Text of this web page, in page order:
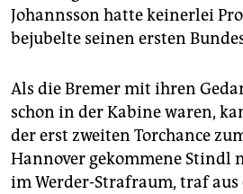
Johannsson hatte keinerlei
bejubelte seinen ersten
Als die Bremer mit ihren
schon in der Kabine waren,
der erst zweiten Torchance
Hannover gekommene Stindl
im Werder-Strafraum, traf